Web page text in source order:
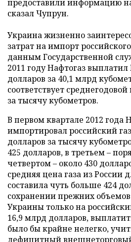
предоставили информацию
сказал Чупрун.
Украина жизненно
затрат на импорт
данным Государственной
2011 году Нафтогаз
долларов за 40,1 млрд
соответствует
за тысячу кубометров.
В первом квартале 2012 года
импортировал российский
долларов за тысячу
425 долларов, в третьем –
четвертом – около 430
средняя цена газа из России
составила чуть больше 424
сохранении прежних
Украины только на
16,9 млрд долларов,
было бы крайне нелегко,
дефицитный